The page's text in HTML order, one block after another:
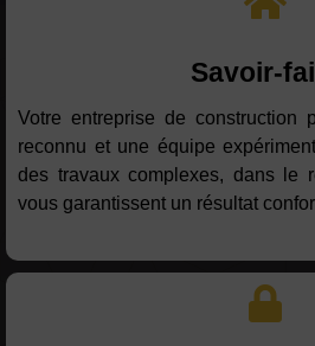
Savoir-
Votre entreprise de construction
reconnu et une équipe
des travaux complexes, dans le
vous garantissent un résultat